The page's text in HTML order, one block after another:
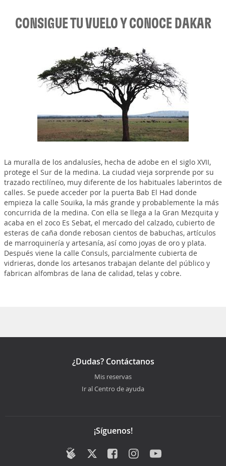
CONSIGUE TU VUELO Y CONOCE DAKAR
La muralla de los andalusíes, hecha de adobe en el siglo XVII,
protege el Sur de la medina. La ciudad vieja sorprende por su
trazado rectilíneo, muy diferente de los habituales laberintos de
calles. Se puede acceder por la puerta Bab El Had donde
empieza la calle Souika, la más grande y probablemente la más
concurrida de la medina. Con ella se llega a la Gran Mezquita y
acaba en el zoco Es Sebat, el mercado del calzado, cubierto de
esteras de caña donde rebosan cientos de babuchas, artículos
de marroquinería y artesanía, así como joyas de oro y plata.
Después viene la calle Consuls, parcialmente cubierta de
vidrieras, donde los artesanos trabajan delante del público y
fabrican alfombras de lana de calidad, telas y cobre.
¿Dudas? Contáctanos
Mis reservas
Ir al Centro de ayuda
¡Síguenos!